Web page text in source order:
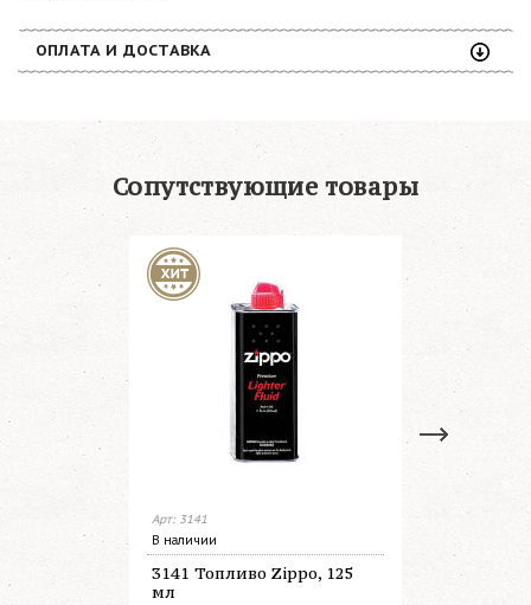
ОПЛАТА И ДОСТАВКА
Сопутствующие товары
Арт: 3141
В наличии
3141 Топливо Zippo, 125
мл
В наличии
3165